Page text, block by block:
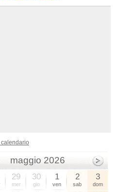
maggio 2026
29
mer
30
gio
1
ven
2
sab
3
dom